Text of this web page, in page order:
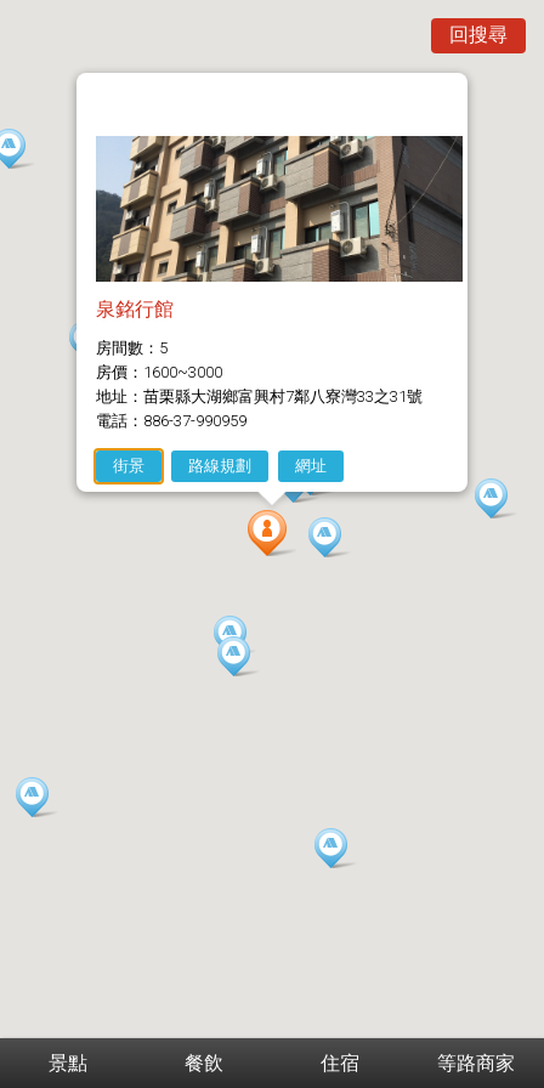
景點 餐飲 住宿 等路商家
回搜尋
泉銘行館
房間數：5
房價：1600~3000
地址：苗栗縣大湖鄉富興村7鄰八寮灣33之31號
電話：886-37-990959
街景 路線規劃 網址